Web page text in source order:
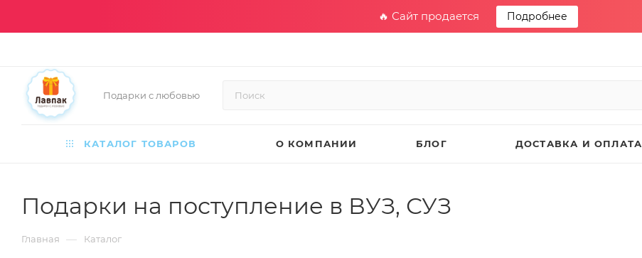
🔥 Сайт продается Подробнее
Подарки с любовью
КАТАЛОГ ТОВАРОВ О КОМПАНИИ БЛОГ ДОСТАВКА И ОПЛАТА
Подарки на поступление в ВУЗ, СУЗ
Главная — Каталог